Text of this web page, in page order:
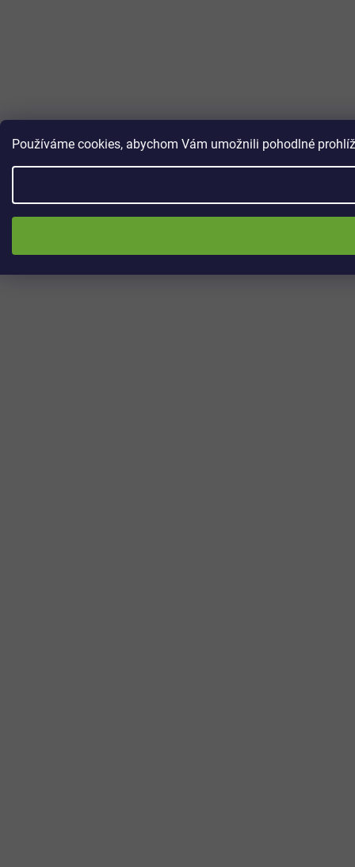
Používáme cookies, abychom Vám umožnili pohodlné